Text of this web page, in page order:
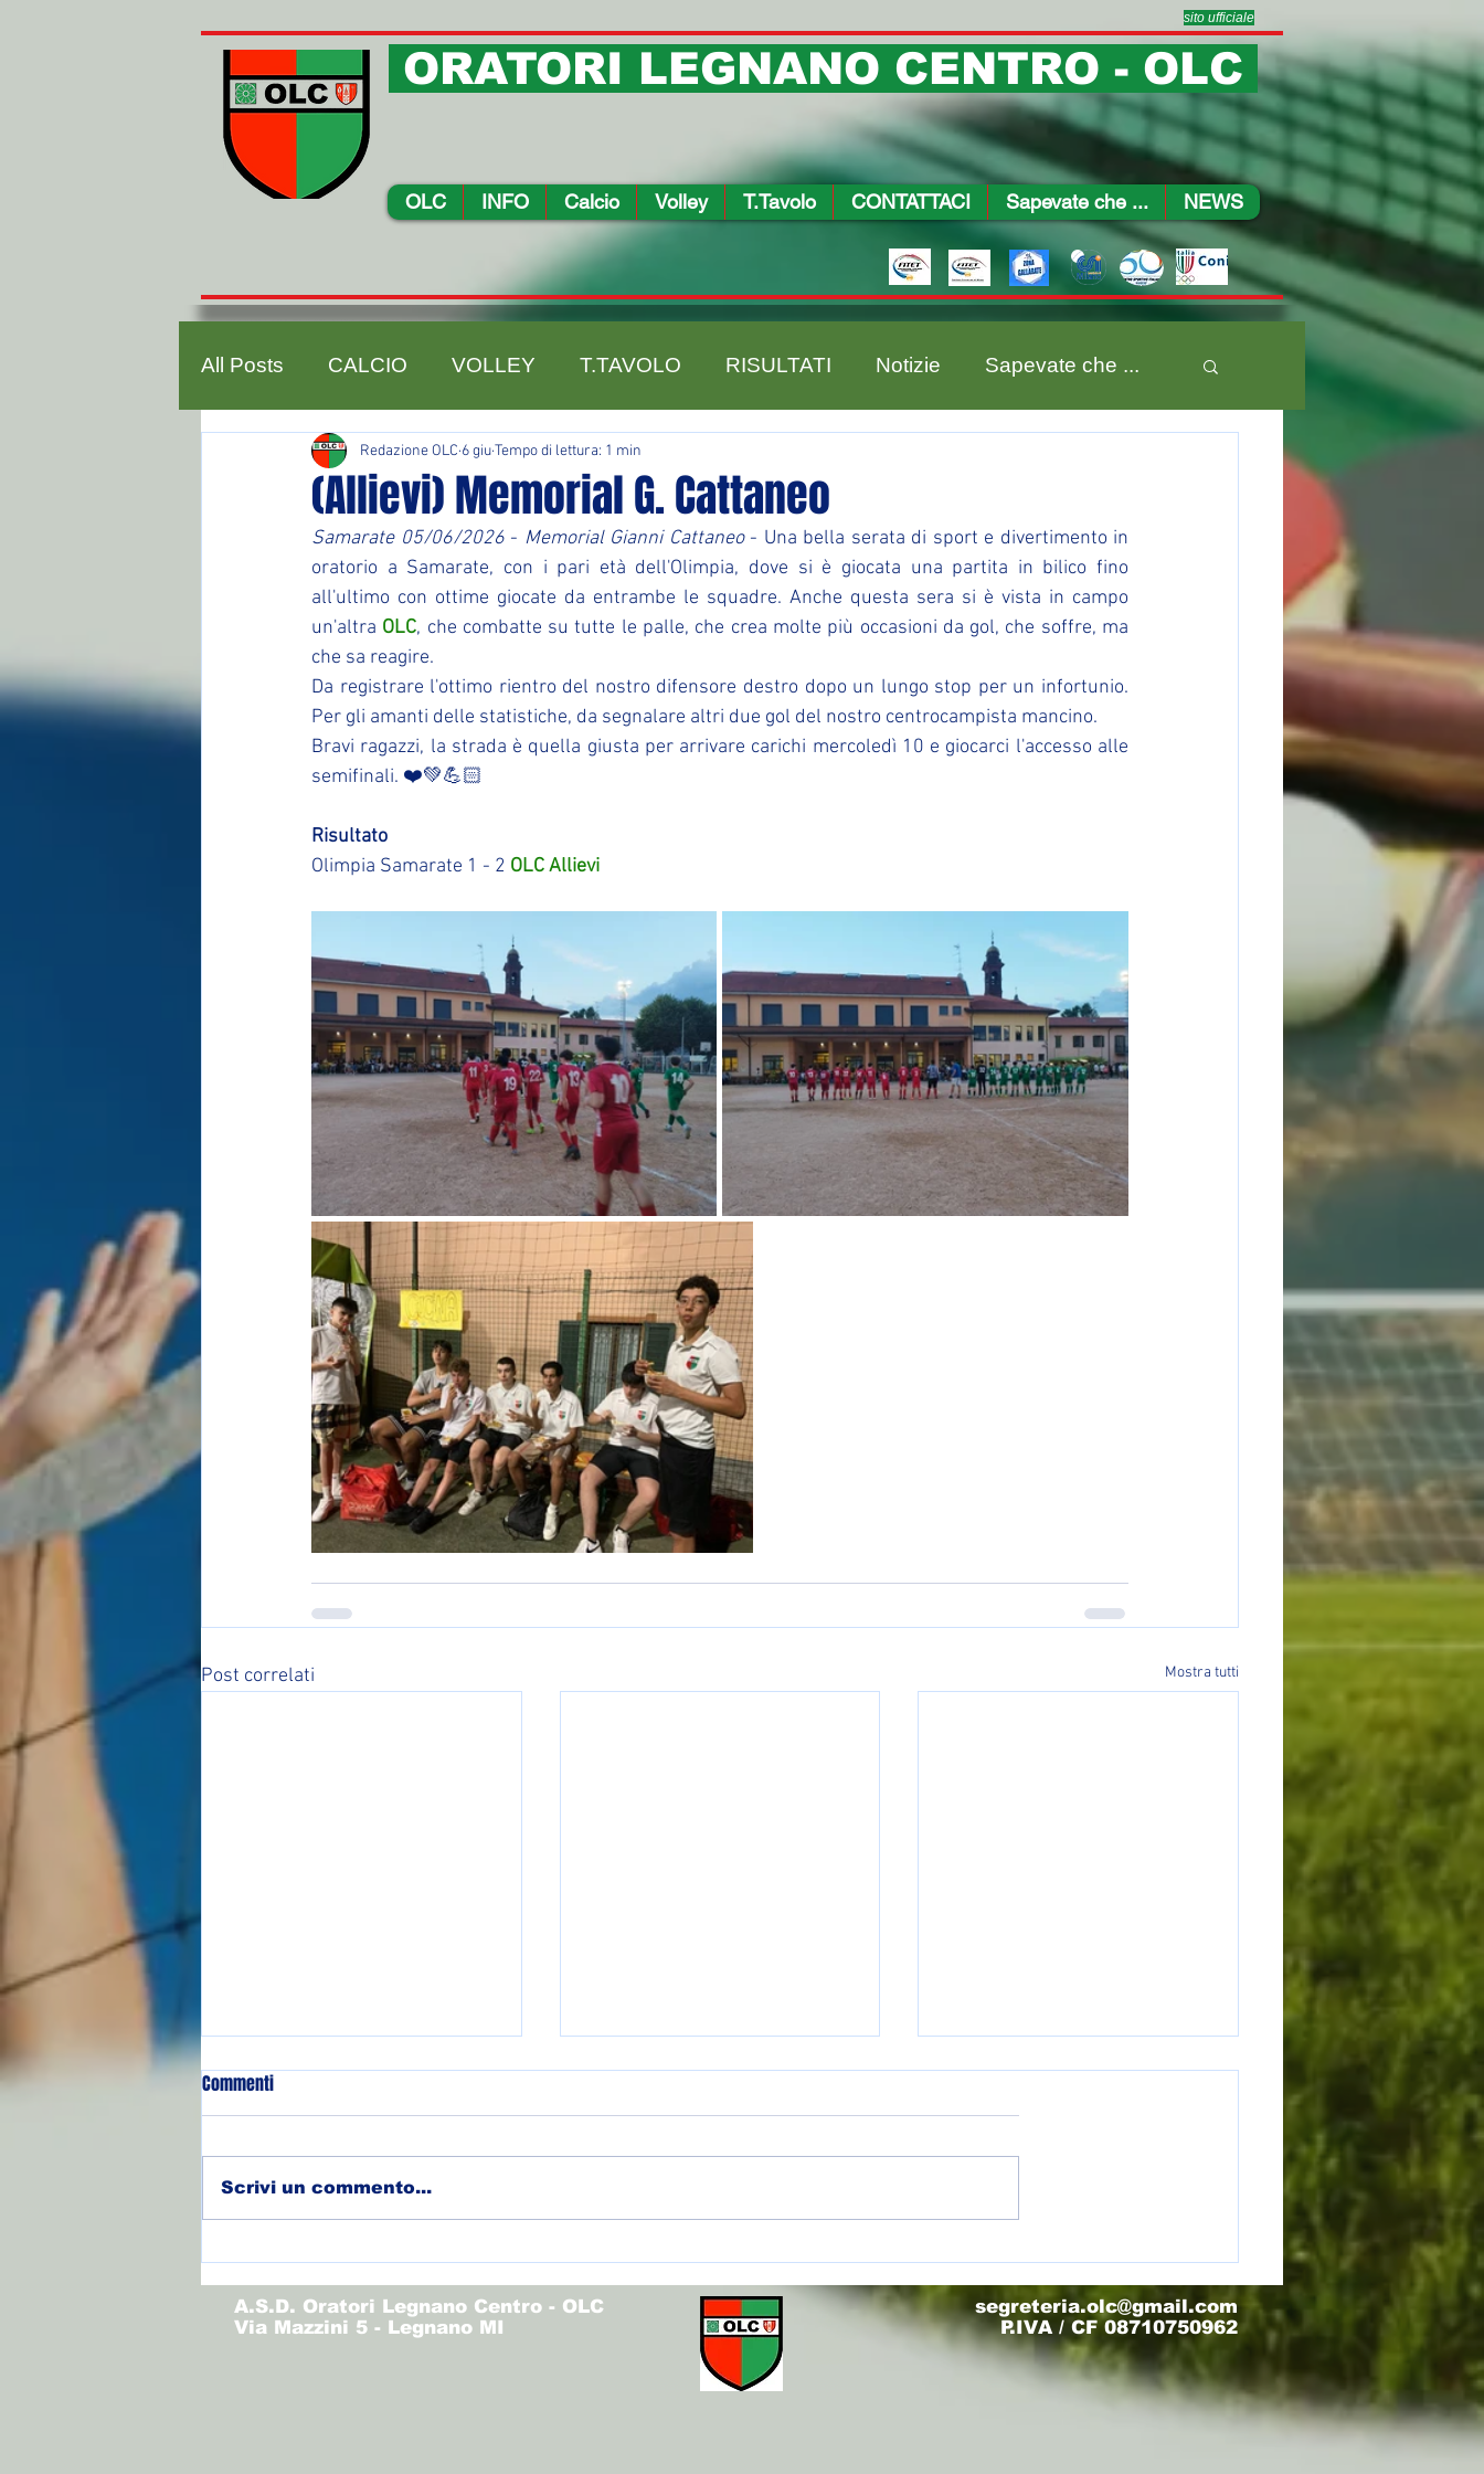
sito ufficiale
ORATORI LEGNANO CENTRO - OLC
OLC INFO Calcio Volley T.Tavolo CONTATTACI Sapevate che ... NEWS
All Posts CALCIO VOLLEY T.TAVOLO RISULTATI Notizie Sapevate che ...
(Allievi) Memorial G. Cattaneo
Redazione OLC 6 giuTempo di lettura: 1 min
Samarate 05/06/2026 - Memorial Gianni Cattaneo - Una bella serata di sport e divertimento in
oratorio a Samarate, con i pari età dell'Olimpia, dove si è giocata una partita in bilico fino
all'ultimo con ottime giocate da entrambe le squadre. Anche questa sera si è vista in campo
un'altra OLC, che combatte su tutte le palle, che crea molte più occasioni da gol, che soffre, ma
che sa reagire.
Da registrare l'ottimo rientro del nostro difensore destro dopo un lungo stop per un infortunio.
Per gli amanti delle statistiche, da segnalare altri due gol del nostro centrocampista mancino.
Bravi ragazzi, la strada è quella giusta per arrivare carichi mercoledì 10 e giocarci l'accesso alle
semifinali. ❤️💚💪🏻
Risultato
Olimpia Samarate 1 - 2 OLC Allievi
Post correlati Mostra tutti
(Allievi) Torneo Olimpo - Finale
3/4
Commenti
Scrivi un commento...
A.S.D. Oratori Legnano Centro - OLC
Via Mazzini 5 - Legnano MI
segreteria.olc@gmail.com
P.IVA / CF 08710750962